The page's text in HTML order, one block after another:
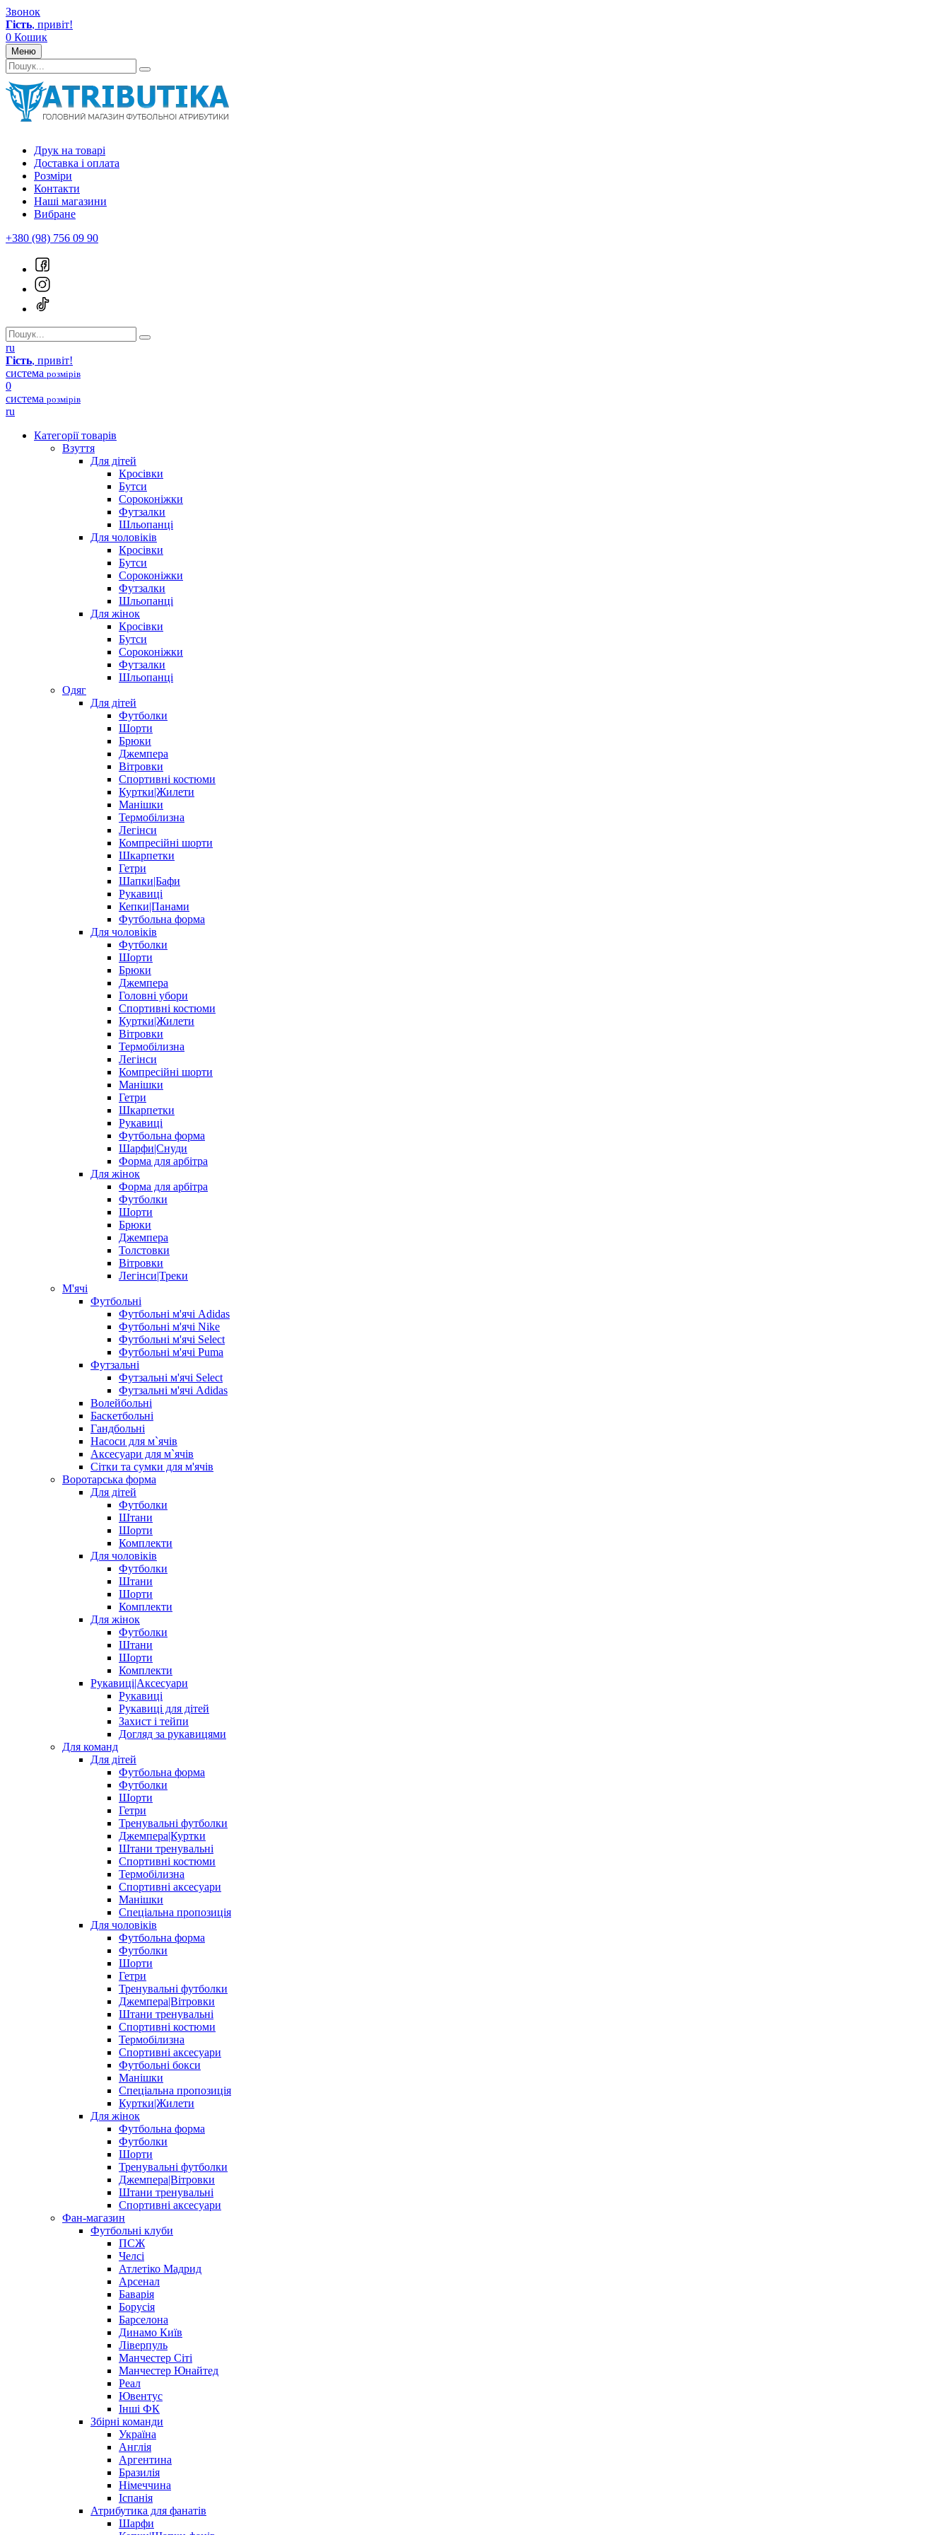
Звонок
Гість, привіт!
0 Кошик
Меню
Друк на товарі
Доставка і оплата
Розміри
Контакти
Наші магазини
Вибране
+380 (98) 756 09 90
ru
Гість, привіт!
система розмірів
0
система розмірів
ru
Категорії товарів
Взуття
Для дітей
Кросівки
Бутси
Сороконіжки
Футзалки
Шльопанці
Для чоловіків
Кросівки
Бутси
Сороконіжки
Футзалки
Шльопанці
Для жінок
Кросівки
Бутси
Сороконіжки
Футзалки
Шльопанці
Одяг
Для дітей
Футболки
Шорти
Брюки
Джемпера
Вітровки
Спортивні костюми
Куртки|Жилети
Манішки
Термобілизна
Легінси
Компресійні шорти
Шкарпетки
Гетри
Шапки|Бафи
Рукавиці
Кепки|Панами
Футбольна форма
Для чоловіків
Футболки
Шорти
Брюки
Джемпера
Головні убори
Спортивні костюми
Куртки|Жилети
Вітровки
Термобілизна
Легінси
Компресійні шорти
Манішки
Гетри
Шкарпетки
Рукавиці
Футбольна форма
Шарфи|Снуди
Форма для арбітра
Для жінок
Форма для арбітра
Футболки
Шорти
Брюки
Джемпера
Толстовки
Вітровки
Легінси|Треки
М'ячі
Футбольні
Футбольні м'ячі Adidas
Футбольні м'ячі Nike
Футбольні м'ячі Select
Футбольні м'ячі Puma
Футзальні
Футзальні м'ячі Select
Футзальні м'ячі Adidas
Волейбольні
Баскетбольні
Гандбольні
Насоси для м`ячів
Аксесуари для м`ячів
Сітки та сумки для м'ячів
Воротарська форма
Для дітей
Футболки
Штани
Шорти
Комплекти
Для чоловіків
Футболки
Штани
Шорти
Комплекти
Для жінок
Футболки
Штани
Шорти
Комплекти
Рукавиці|Аксесуари
Рукавиці
Рукавиці для дітей
Захист і тейпи
Догляд за рукавицями
Для команд
Для дітей
Футбольна форма
Футболки
Шорти
Гетри
Тренувальні футболки
Джемпера|Куртки
Штани тренувальні
Спортивні костюми
Термобілизна
Спортивні аксесуари
Манішки
Спеціальна пропозиція
Для чоловіків
Футбольна форма
Футболки
Шорти
Гетри
Тренувальні футболки
Джемпера|Вітровки
Штани тренувальні
Спортивні костюми
Термобілизна
Спортивні аксесуари
Футбольні бокси
Манішки
Спеціальна пропозиція
Куртки|Жилети
Для жінок
Футбольна форма
Футболки
Шорти
Тренувальні футболки
Джемпера|Вітровки
Штани тренувальні
Спортивні аксесуари
Фан-магазин
Футбольні клуби
ПСЖ
Челсі
Атлетіко Мадрид
Арсенал
Баварія
Борусія
Барселона
Динамо Київ
Ліверпуль
Манчестер Сіті
Манчестер Юнайтед
Реал
Ювентус
Інші ФК
Збірні команди
Україна
Англія
Аргентина
Бразилія
Німеччина
Іспанія
Атрибутика для фанатів
Шарфи